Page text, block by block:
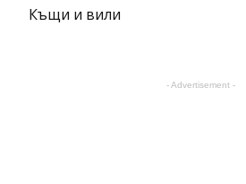
Къщи и вили
- Advertisement -